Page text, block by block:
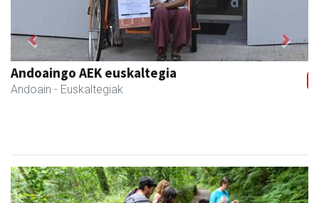
Larraulgo herri ostatua
Larraul - Jatetxeak
Previous Next